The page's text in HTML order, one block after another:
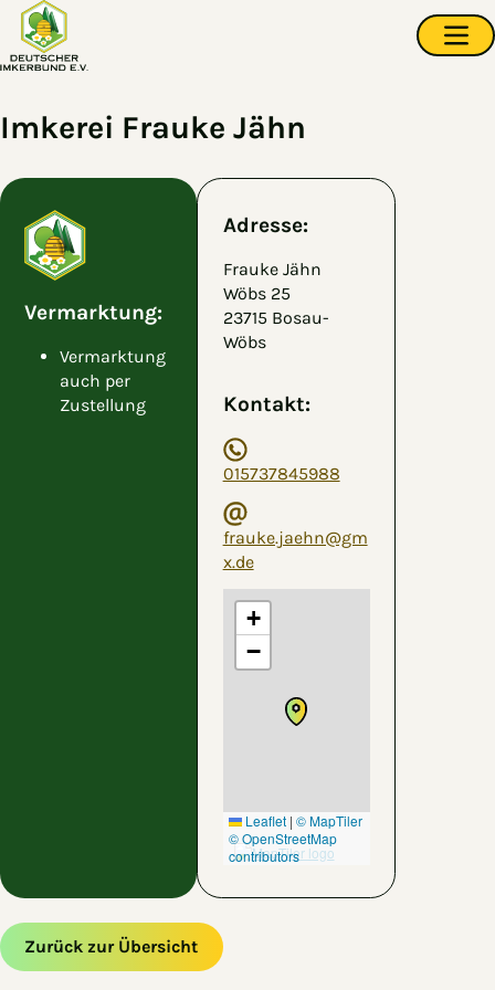
Zum Hauptinhalt springen
Imkerei Frauke Jähn
Vermarktung:
Vermarktung
auch per
Zustellung
Adresse:
Frauke Jähn
Wöbs 25
23715 Bosau-
Wöbs
Kontakt:
015737845988
frauke.jaehn@gm
x.de
+
−
Leaflet | © MapTiler
© OpenStreetMap
contributors
Zurück zur Übersicht